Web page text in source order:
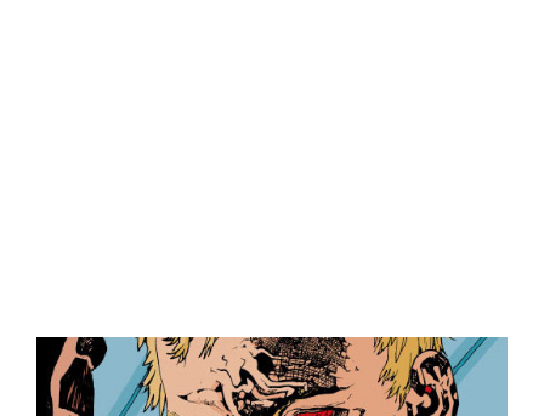
Central Comics